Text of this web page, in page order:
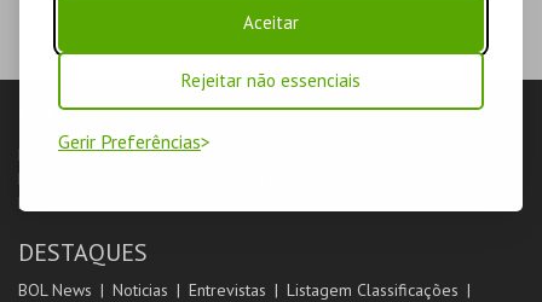
Aceitar
Rejeitar não essenciais
Gerir Preferências
LOJA
Pesquisar Carrinho de compras
Packs
Minha Conta
DESTAQUES
BOL News Noticias Entrevistas
Listagem Classificações